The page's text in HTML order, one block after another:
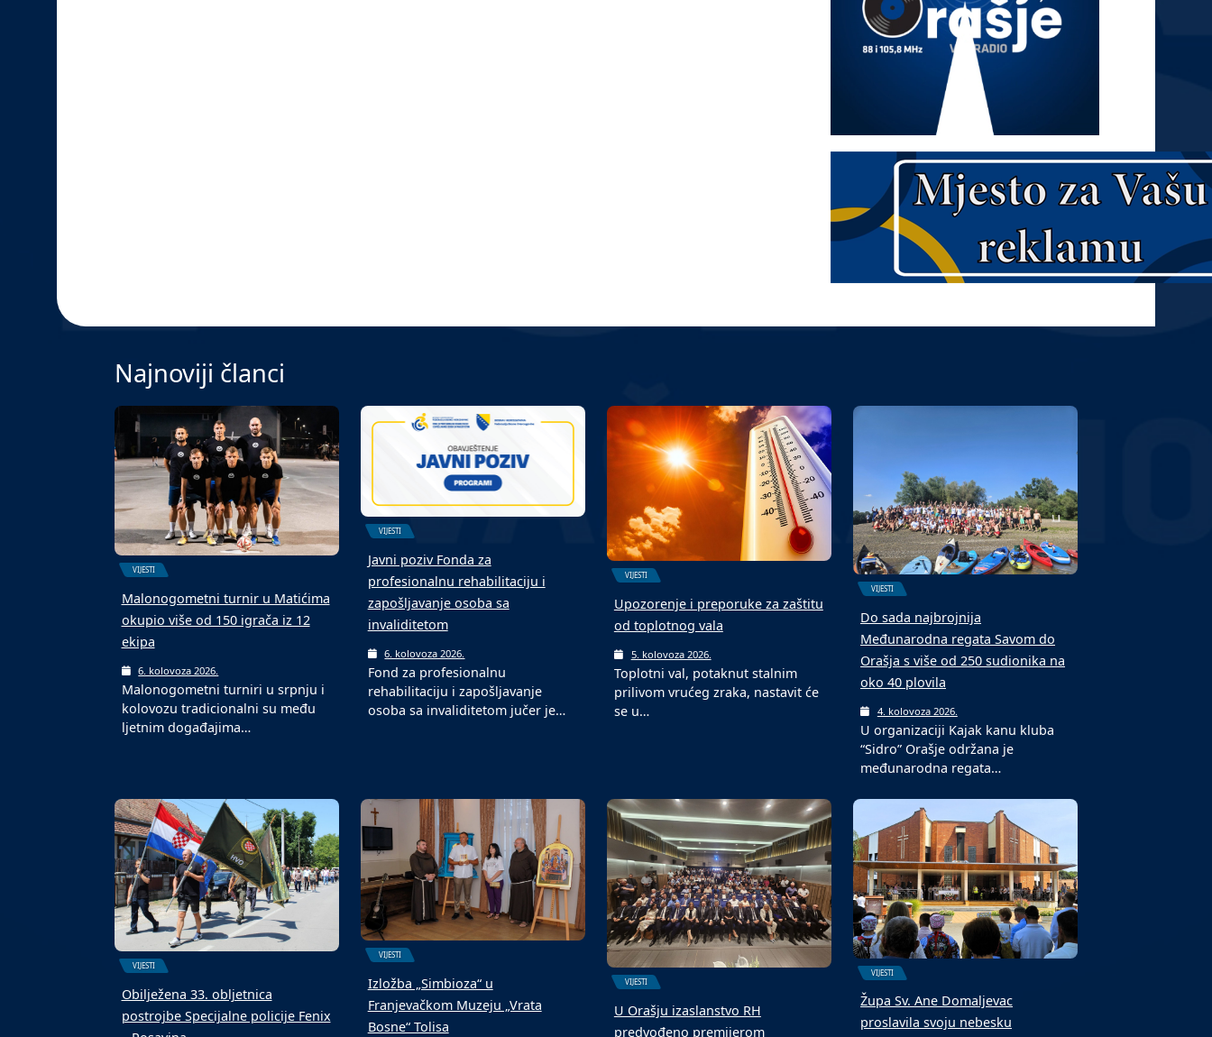
Najnoviji članci
VIJESTI
Malonogometni turnir u Matićima
okupio više od 150 igrača iz 12
ekipa
6. kolovoza 2026.
Malonogometni turniri u srpnju i
kolovozu tradicionalni su među
ljetnim događajima…
VIJESTI
Javni poziv Fonda za
profesionalnu rehabilitaciju i
zapošljavanje osoba sa
invaliditetom
6. kolovoza 2026.
Fond za profesionalnu
rehabilitaciju i zapošljavanje
osoba sa invaliditetom jučer je…
VIJESTI
Upozorenje i preporuke za zaštitu
od toplotnog vala
5. kolovoza 2026.
Toplotni val, potaknut stalnim
prilivom vrućeg zraka, nastavit će
se u…
VIJESTI
Do sada najbrojnija
Međunarodna regata Savom do
Orašja s više od 250 sudionika na
oko 40 plovila
4. kolovoza 2026.
U organizaciji Kajak kanu kluba
“Sidro” Orašje održana je
međunarodna regata…
VIJESTI
Obilježena 33. obljetnica
postrojbe Specijalne policije Fenix
VIJESTI
Izložba „Simbioza“ u
Franjevačkom Muzeju „Vrata
Bosne“ Tolisa
VIJESTI
U Orašju izaslanstvo RH
predvođeno premijerom
VIJESTI
Župa Sv. Ane Domaljevac
proslavila svoju nebesku